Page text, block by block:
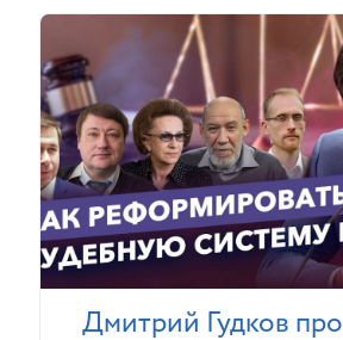
Дмитрий Гудков про